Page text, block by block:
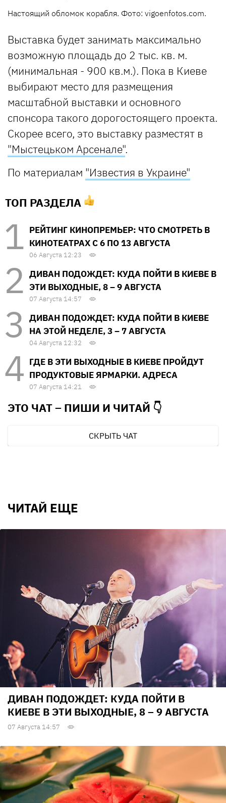
Настоящий обломок корабля. Фото: vigoenfotos.com.
Выставка будет занимать максимально
возможную площадь до 2 тыс. кв. м.
(минимальная - 900 кв.м.). Пока в Киеве
выбирают место для размещения
масштабной выставки и основного
спонсора такого дорогостоящего проекта.
Скорее всего, это выставку разместят в
"Мыстецьком Арсенале".
По материалам "Известия в Украине"
ТОП РАЗДЕЛА
РЕЙТИНГ КИНОПРЕМЬЕР: ЧТО СМОТРЕТЬ В
КИНОТЕАТРАХ С 6 ПО 13 АВГУСТА
06 Августа 12:23
ДИВАН ПОДОЖДЕТ: КУДА ПОЙТИ В КИЕВЕ В
ЭТИ ВЫХОДНЫЕ, 8 – 9 АВГУСТА
07 Августа 14:57
ДИВАН ПОДОЖДЕТ: КУДА ПОЙТИ В КИЕВЕ
НА ЭТОЙ НЕДЕЛЕ, 3 – 7 АВГУСТА
04 Августа 12:32
ГДЕ В ЭТИ ВЫХОДНЫЕ В КИЕВЕ ПРОЙДУТ
ПРОДУКТОВЫЕ ЯРМАРКИ. АДРЕСА
07 Августа 14:21
ЭТО ЧАТ – ПИШИ И ЧИТАЙ 👇
СКРЫТЬ ЧАТ
ЧИТАЙ ЕЩЕ
ДИВАН ПОДОЖДЕТ: КУДА ПОЙТИ В
КИЕВЕ В ЭТИ ВЫХОДНЫЕ, 8 – 9 АВГУСТА
07 Августа 14:57